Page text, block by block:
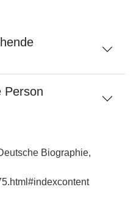
Person
Biographie,